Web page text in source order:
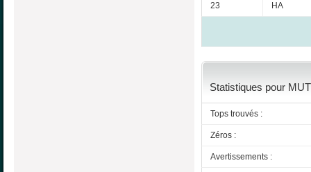
23 HA
Statistiques pour
Tops trouvés :
Zéros :
Avertissements :